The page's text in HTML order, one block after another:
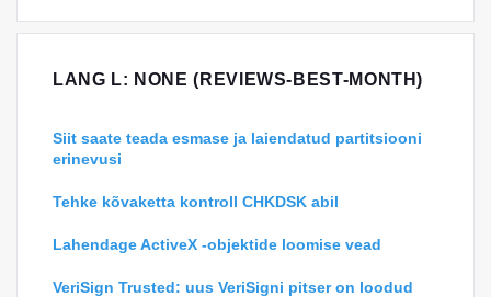
LANG L: NONE (REVIEWS-BEST-MONTH)
Siit saate teada esmase ja laiendatud partitsiooni
erinevusi
Tehke kõvaketta kontroll CHKDSK abil
Lahendage ActiveX -objektide loomise vead
VeriSign Trusted: uus VeriSigni pitser on loodud